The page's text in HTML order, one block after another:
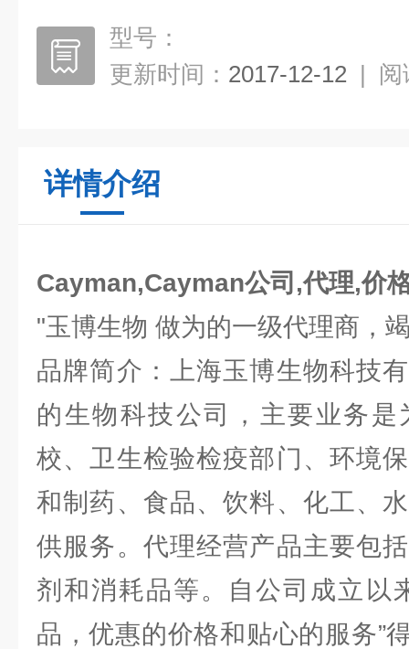
型号：
更新时间： 2017-12-12 | 阅
详情介绍
Cayman,Cayman公司,代理,价
"玉博生物 做为的一级代理商，
品牌简介：上海玉博生物科技
的生物科技公司，主要业务
校、卫生检验检疫部门、环境
和制药、食品、饮料、化工、
供服务。代理经营产品主要包
剂和消耗品等。自公司成立以
品，优惠的价格和贴心的服务”